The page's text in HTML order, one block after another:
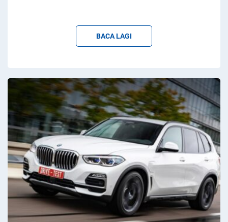
BACA LAGI